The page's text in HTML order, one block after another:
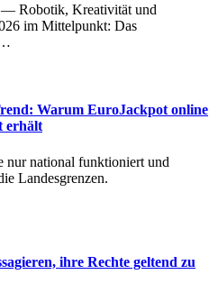
— Robotik, Kreativität und
im Mittelpunkt: Das
Warum EuroJackpot online
erhält
nur national funktioniert und
Landesgrenzen.
ihre Rechte geltend zu